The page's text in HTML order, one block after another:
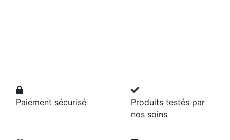
Paiement sécurisé
Produits testés par
nos soins